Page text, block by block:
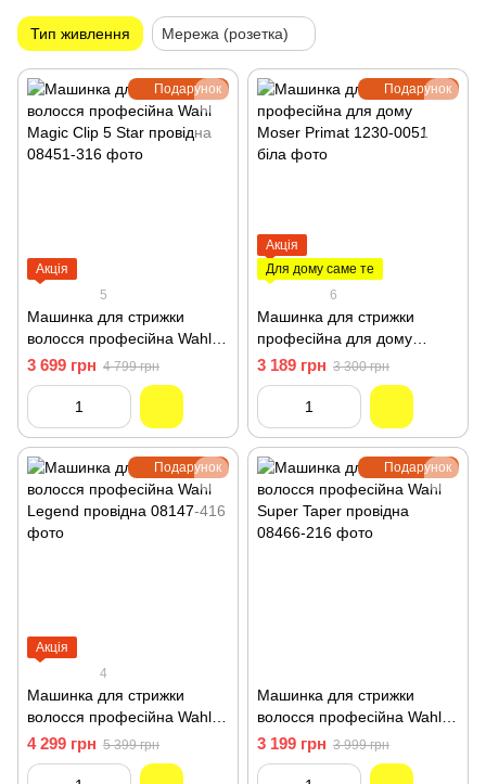
Тип живлення Мережа (розетка)
Подарунок
Акція
5
Машинка для стрижки
волосся професійна Wahl
Magic Clip 5 Star провідна
08451-316
3 699 грн 4 799 грн
Подарунок
Акція
Для дому саме те
6
Машинка для стрижки
професійна для дому
Moser Primat 1230-0051
біла
3 189 грн 3 300 грн
Подарунок
Акція
4
Машинка для стрижки
волосся професійна Wahl
Legend провідна 08147-416
4 299 грн 5 399 грн
Подарунок
Машинка для стрижки
волосся професійна Wahl
Super Taper провідна
08466-216
3 199 грн 3 999 грн